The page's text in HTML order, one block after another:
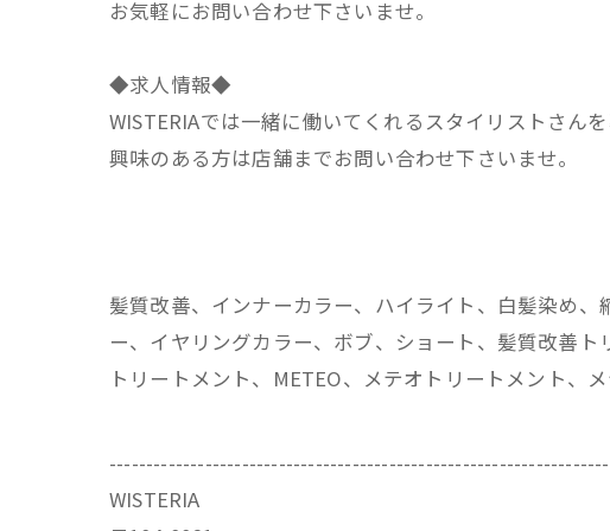
お気軽にお問い合わせ下さいませ。
◆求人情報◆
WISTERIAでは一緒に働いてくれるスタイリストさんを
興味のある方は店舗までお問い合わせ下さいませ。
髪質改善、インナーカラー、ハイライト、白髪染め
ー、イヤリングカラー、ボブ、ショート、髪質改善
トリートメント、METEO、メテオトリートメント、
WISTERIA